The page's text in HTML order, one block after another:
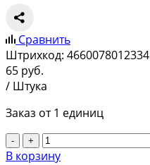
Сравнить
Штрихкод: 4660078012334
65 руб.
/ Штука
Заказ от 1 единиц
- +
В корзину